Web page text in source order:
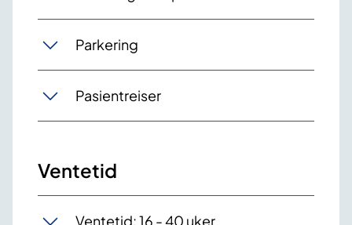
Parkering
Pasientreiser
Ventetid
Ventetid: 16 - 40 uker